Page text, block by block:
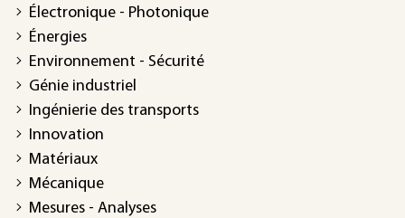
Électronique - Photonique
Énergies
Environnement - Sécurité
Génie industriel
Ingénierie des transports
Innovation
Matériaux
Mécanique
Mesures - Analyses